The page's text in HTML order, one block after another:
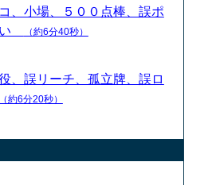
、小場、５００点棒、誤ポ
い
（約6分40秒）
、誤リーチ、孤立牌、誤ロ
（約6分20秒）